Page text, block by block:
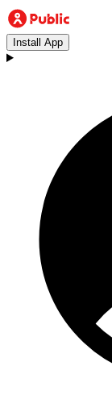
Install App